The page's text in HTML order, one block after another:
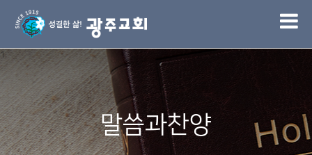
1
말씀과찬양